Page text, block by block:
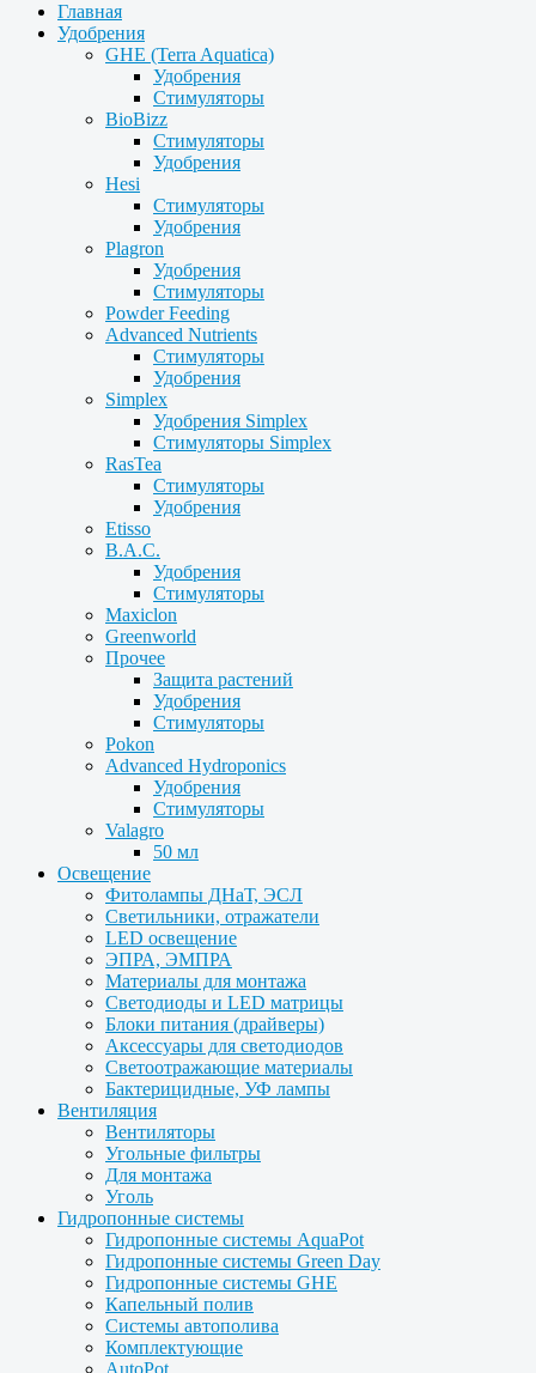
Главная
Удобрения
GHE (Terra Aquatica)
Удобрения
Стимуляторы
BioBizz
Стимуляторы
Удобрения
Hesi
Стимуляторы
Удобрения
Plagron
Удобрения
Стимуляторы
Powder Feeding
Advanced Nutrients
Стимуляторы
Удобрения
Simplex
Удобрения Simplex
Стимуляторы Simplex
RasTea
Стимуляторы
Удобрения
Etisso
B.A.C.
Удобрения
Стимуляторы
Maxiclon
Greenworld
Прочее
Защита растений
Удобрения
Стимуляторы
Pokon
Advanced Hydroponics
Удобрения
Стимуляторы
Valagro
50 мл
Освещение
Фитолампы ДНаТ, ЭСЛ
Светильники, отражатели
LED освещение
ЭПРА, ЭМПРА
Материалы для монтажа
Светодиоды и LED матрицы
Блоки питания (драйверы)
Аксессуары для светодиодов
Светоотражающие материалы
Бактерицидные, УФ лампы
Вентиляция
Вентиляторы
Угольные фильтры
Для монтажа
Уголь
Гидропонные системы
Гидропонные системы AquaPot
Гидропонные системы Green Day
Гидропонные системы GHE
Капельный полив
Системы автополива
Комплектующие
AutoPot